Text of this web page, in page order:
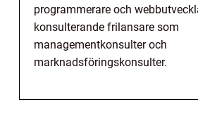
programmerare och
konsulterande frilansare som
managementkonsulter och
marknadsföringskonsulter.